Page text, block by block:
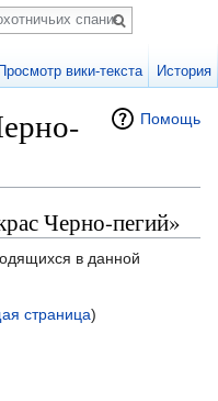
Помощь
Черно-пегий»
в данной
страница)
Просмотр вики-текста История